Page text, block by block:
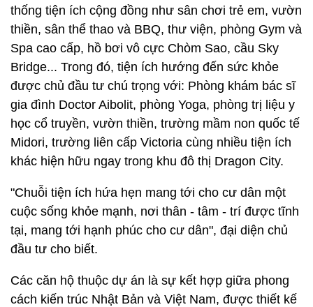
thống tiện ích cộng đồng như sân chơi trẻ em, vườn
thiền, sân thể thao và BBQ, thư viện, phòng Gym và
Spa cao cấp, hồ bơi vô cực Chòm Sao, cầu Sky
Bridge... Trong đó, tiện ích hướng đến sức khỏe
được chủ đầu tư chú trọng với: Phòng khám bác sĩ
gia đình Doctor Aibolit, phòng Yoga, phòng trị liệu y
học cổ truyền, vườn thiền, trường mầm non quốc tế
Midori, trường liên cấp Victoria cùng nhiều tiện ích
khác hiện hữu ngay trong khu đô thị Dragon City.
"Chuỗi tiện ích hứa hẹn mang tới cho cư dân một
cuộc sống khỏe mạnh, nơi thân - tâm - trí được tĩnh
tại, mang tới hạnh phúc cho cư dân", đại diện chủ
đầu tư cho biết.
Các căn hộ thuộc dự án là sự kết hợp giữa phong
cách kiến trúc Nhật Bản và Việt Nam, được thiết kế